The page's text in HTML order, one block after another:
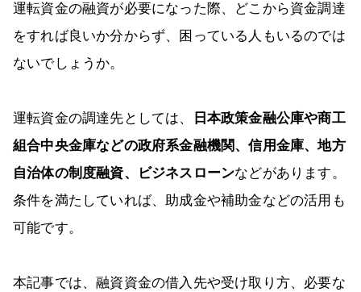
運転資金の融資が必要になった際、どこから資金調達
をすれば良いか分からず、困っている人もいるのでは
ないでしょうか。
運転資金の調達先としては、
日本政策金融公庫や商工
組合中央金庫などの政府系金融機関、信用金庫、地方
自治体の制度融資、ビジネスローンなどがあります。
条件を満たしていれば、助成金や補助金などの活用も
可能です。
本記事では、融資資金の借入先や受け取り方、必要な